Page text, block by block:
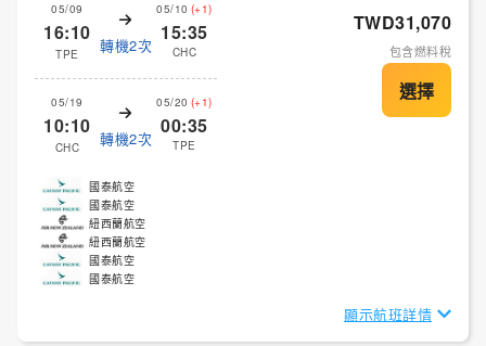
05/09
16:10
TPE 轉機2次
05/10 (+1)
15:35
CHC
05/19
10:10
CHC 轉機2次
05/20 (+1)
00:35
TPE
TWD31,070
包含燃料稅
國泰航空
國泰航空
紐西蘭航空
紐西蘭航空
國泰航空
國泰航空
顯示航班詳情